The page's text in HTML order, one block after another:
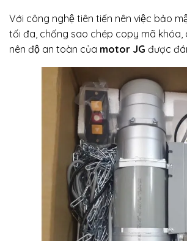
Với công nghệ tiên tiến nên việc bảo
tối đa, chống sao chép copy mã khóa,
nên độ an toàn của motor JG được